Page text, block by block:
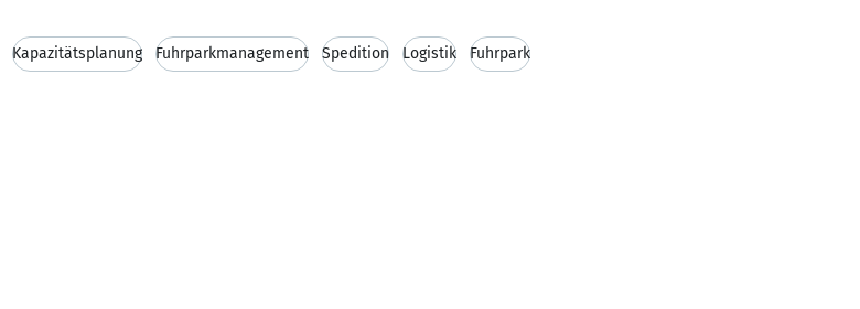
Kapazitätsplanung Fuhrparkmanagement Spedition Logistik Fuhrpark